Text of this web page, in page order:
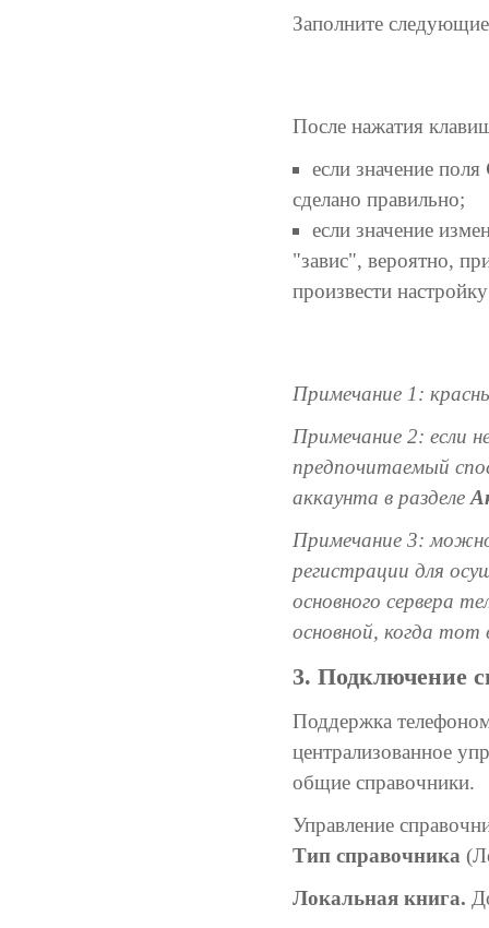
Заполните
После нажатия
если значение поля
сделано правильно;
если значение
"завис", вероятно,
произвести
Примечание 1:
Примечание 2: если
предпочитаемый
аккаунта в разделе
Примечание 3:
регистрации для
основного сервера
основной, когда тот
3. Подключение
Поддержка
централизованное
общие справочники.
Управление
Тип справочника
Локальная книга.